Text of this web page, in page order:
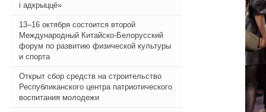
i адкрыццё»
13–16 октября состоится второй
Международный Китайско-Белорусский
форум по развитию физической культуры
и спорта
Открыт сбор средств на строительство
Республиканского центра патриотического
воспитания молодежи